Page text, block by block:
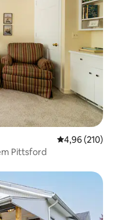
4,96 de uma
4,96 (210)
Pittsford